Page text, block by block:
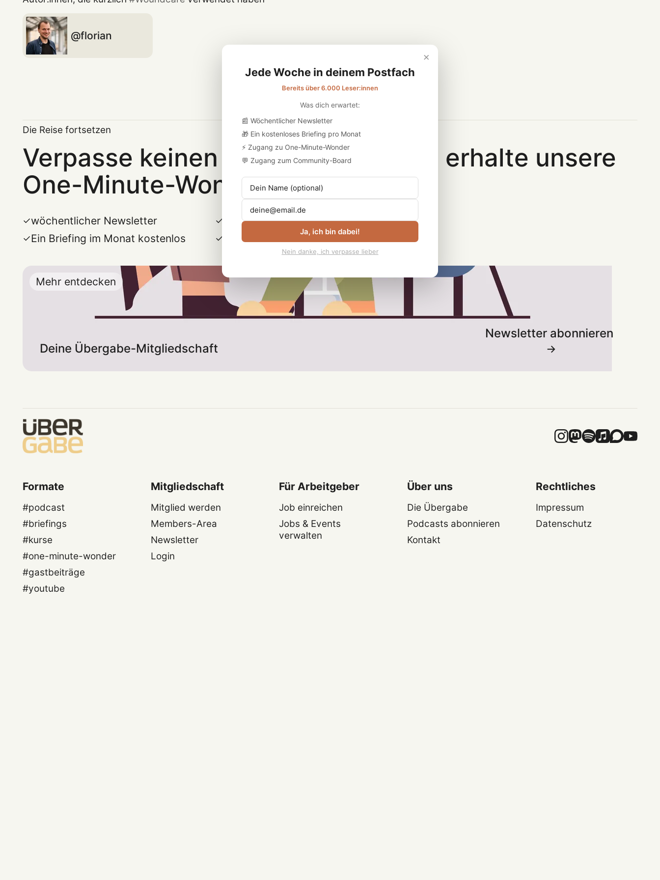
florian
Die Reise fortsetzen
Verpasse keinen Podcast mehr und erhalte unsere
One-Minute-Wonder
wöchentlicher Newsletter
Ein Briefing im Monat kostenlos
Zugang zu One-Minute-Wonder
Zugang zum Community-Board
Mehr entdecken
Deine Übergabe-Mitgliedschaft
Newsletter abonnieren
Formate
#podcast
#briefings
#kurse
#one-minute-wonder
#gastbeiträge
#youtube
Mitgliedschaft
Mitglied werden
Members-Area
Newsletter
Login
Für Arbeitgeber
Job einreichen
Jobs & Events
verwalten
Über uns
Die Übergabe
Podcasts abonnieren
Kontakt
Rechtliches
Impressum
Datenschutz
×
Jede Woche in deinem Postfach
Bereits über 6.000 Leser:innen
Was dich erwartet:
📰 Wöchentlicher Newsletter
🎁 Ein kostenloses Briefing pro Monat
⚡ Zugang zu One-Minute-Wonder
💬 Zugang zum Community-Board
Ja, ich bin dabei!
Nein danke, ich verpasse lieber